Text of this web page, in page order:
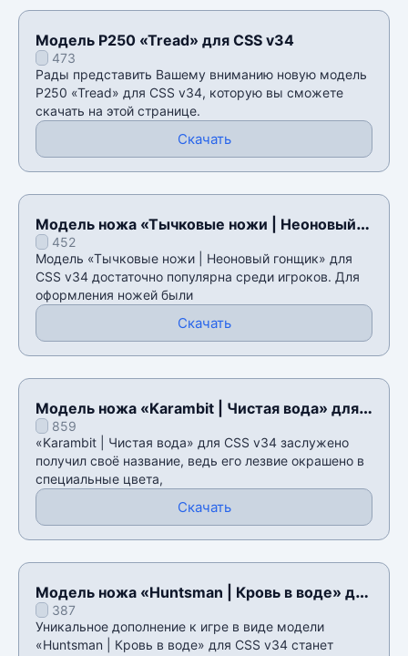
Модель P250 «Tread» для CSS v34
473
Рады представить Вашему вниманию новую модель
P250 «Tread» для CSS v34, которую вы сможете
скачать на этой странице.
Скачать
Модель ножа «Тычковые ножи | Неоновый
гонщик» для CSS v34
452
Модель «Тычковые ножи | Неоновый гонщик» для
CSS v34 достаточно популярна среди игроков. Для
оформления ножей были
Скачать
Модель ножа «Karambit | Чистая вода» для
CSS v34
859
«Karambit | Чистая вода» для CSS v34 заслужено
получил своё название, ведь его лезвие окрашено в
специальные цвета,
Скачать
Модель ножа «Huntsman | Кровь в воде» для
CSS v34
387
Уникальное дополнение к игре в виде модели
«Huntsman | Кровь в воде» для CSS v34 станет